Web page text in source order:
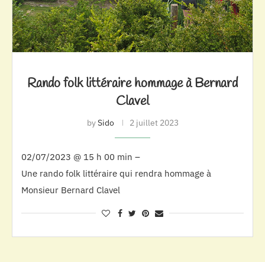
Rando folk littéraire hommage à Bernard
Clavel
bySido 2 juillet 2023
02/07/2023 @ 15 h 00 min –
Une rando folk littéraire qui rendra hommage à
Monsieur Bernard Clavel